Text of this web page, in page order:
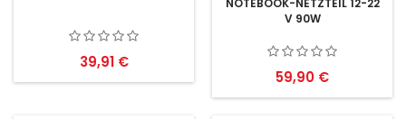
Preis
39,91 €
NOTEBOOK-NETZTEIL 12-22
V 90W
Preis
59,90 €